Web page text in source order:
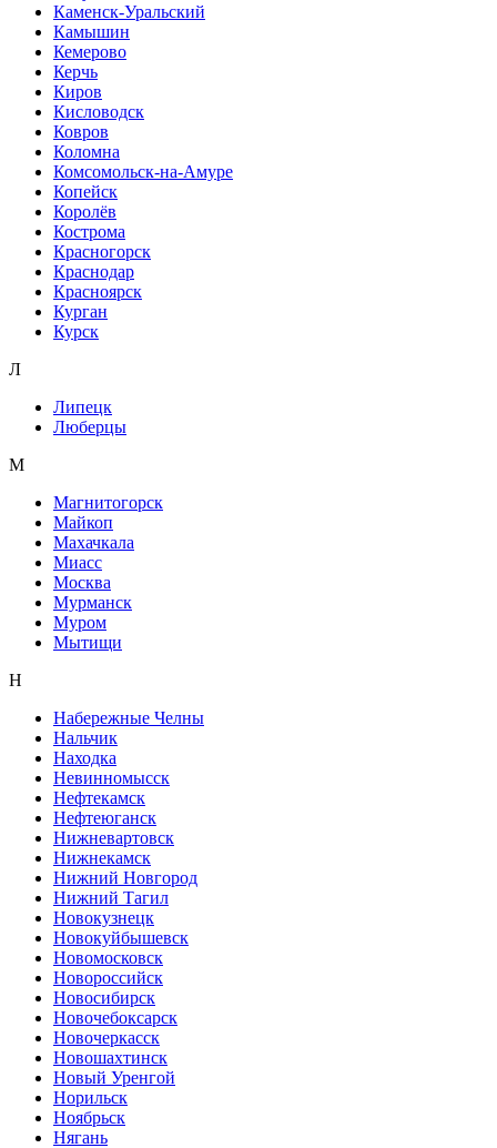
Каменск-Уральский
Камышин
Кемерово
Керчь
Киров
Кисловодск
Ковров
Коломна
Комсомольск-на-Амуре
Копейск
Королёв
Кострома
Красногорск
Краснодар
Красноярск
Курган
Курск
Л
Липецк
Люберцы
М
Магнитогорск
Майкоп
Махачкала
Миасс
Москва
Мурманск
Муром
Мытищи
Н
Набережные Челны
Нальчик
Находка
Невинномысск
Нефтекамск
Нефтеюганск
Нижневартовск
Нижнекамск
Нижний Новгород
Нижний Тагил
Новокузнецк
Новокуйбышевск
Новомосковск
Новороссийск
Новосибирск
Новочебоксарск
Новочеркасск
Новошахтинск
Новый Уренгой
Норильск
Ноябрьск
Нягань